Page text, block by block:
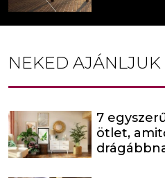
NEKED AJÁNLJUK
7
ötlet,